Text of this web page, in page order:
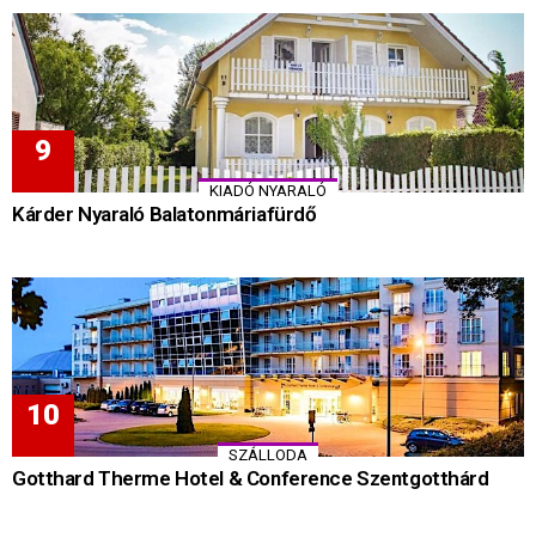
KIADÓ NYARALÓ
Kárder Nyaraló Balatonmáriafürdő
SZÁLLODA
Gotthard Therme Hotel & Conference Szentgotthárd